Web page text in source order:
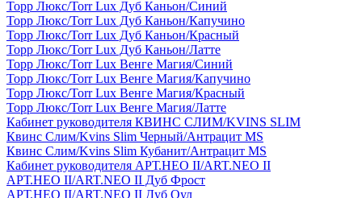
Торр Люкс/Torr Lux Дуб Каньон/Синий
Торр Люкс/Torr Lux Дуб Каньон/Капучино
Торр Люкс/Torr Lux Дуб Каньон/Красный
Торр Люкс/Torr Lux Дуб Каньон/Латте
Торр Люкс/Torr Lux Венге Магия/Синий
Торр Люкс/Torr Lux Венге Магия/Капучино
Торр Люкс/Torr Lux Венге Магия/Красный
Торр Люкс/Torr Lux Венге Магия/Латте
Кабинет руководителя КВИНС СЛИМ/KVINS SLIM
Квинс Слим/Kvins Slim Черный/Антрацит MS
Квинс Слим/Kvins Slim Кубанит/Антрацит MS
Кабинет руководителя АРТ.НЕО II/ART.NEO II
АРТ.НЕО II/ART.NEO II Дуб Фрост
АРТ.НЕО II/ART.NEO II Дуб Оул